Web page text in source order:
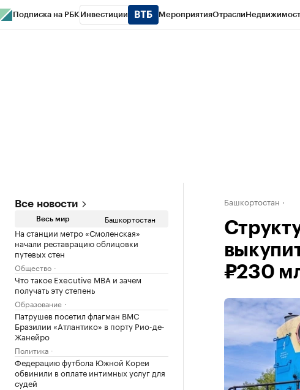
Подписка на РБК Инвестиции МероприятияОтрасли
Все новости
Весь мир Башкортостан
На станции метро «Смоленская»
начали реставрацию облицовки
путевых стен
Общество
Что такое Executive MBA и зачем
получать эту степень
Образование
Патрушев посетил флагман ВМС
Бразилии «Атлантико» в порту Рио-де-
Жанейро
Политика
Федерацию футбола Южной Кореи
обвинили в оплате интимных услуг для
судей
Башкортостан
₽230